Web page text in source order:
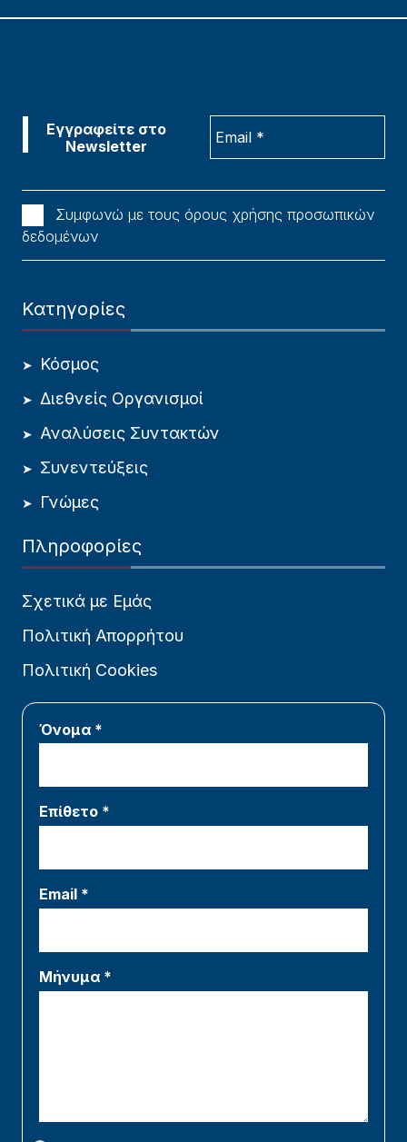
Συμφωνώ με τους όρους χρήσης προσωπικών
δεδομένων
Κατηγορίες
Κόσμος
Διεθνείς Οργανισμοί
Αναλύσεις Συντακτών
Συνεντεύξεις
Γνώμες
Πληροφορίες
Σχετικά με Εμάς
Πολιτική Απορρήτου
Πολιτική Cookies
Όνομα *
Επίθετο *
Email *
Μήνυμα *